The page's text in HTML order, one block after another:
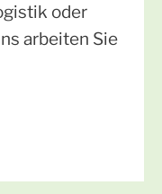
oder
arbeiten Sie